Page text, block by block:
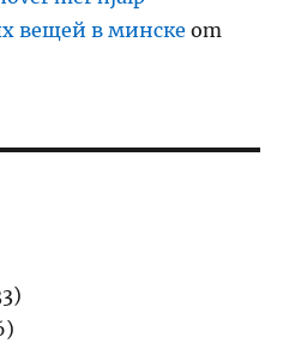
вещей в минске om